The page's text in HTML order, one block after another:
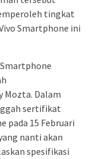
tingkat
Smartphone ini
Dalam
sertifikat
pada 15 Februari
nanti akan
spesifikasi